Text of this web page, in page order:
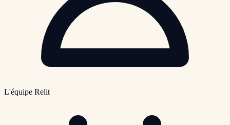
L'équipe Relit